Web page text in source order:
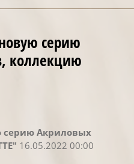
серию
коллекцию
серию Акриловых
16.05.2022 00:00